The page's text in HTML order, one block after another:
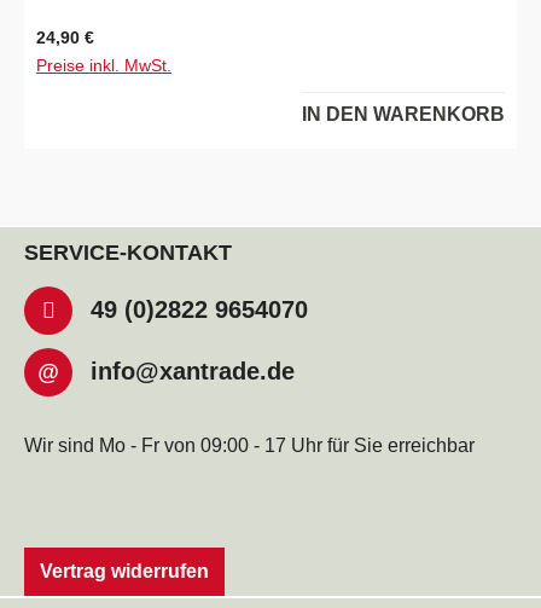
Regulärer Preis:
24,90 €
Preise inkl. MwSt.
IN DEN WARENKORB
SERVICE-KONTAKT
49 (0)2822 9654070
@ info@xantrade.de
Wir sind Mo - Fr von 09:00 - 17 Uhr für Sie erreichbar
Vertrag widerrufen